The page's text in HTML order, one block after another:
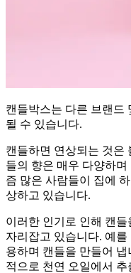
캔들박스는 다른 브랜드
될 수 있습니다.
캔들하면 연상되는 것은
들의 향은 매우 다양하
즘 많은 사람들이 집에
상하고 있습니다.
이러한 인기로 인해 캔
자리잡고 있습니다. 예
용하며 캔들을 만들어
적으로 천연 오일에서